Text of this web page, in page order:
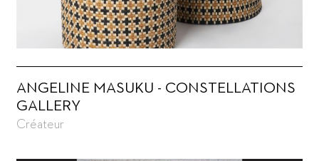
ANGELINE MASUKU - CONSTELLATIONS
GALLERY
Créateur